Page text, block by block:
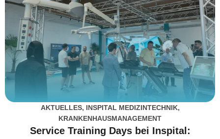
AKTUELLES, INSPITAL MEDIZINTECHNIK,
KRANKENHAUSMANAGEMENT
Service Training Days bei Inspital: